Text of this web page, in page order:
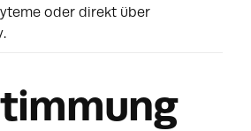
oder direkt über